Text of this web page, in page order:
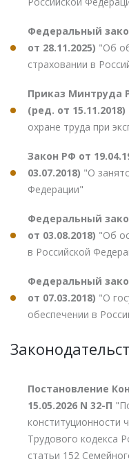
Федеральный
от 28.11.2025) "Об
страховании в
Приказ Минтруда
(ред. от 15.11.2018)
охране труда при
Закон РФ от
03.07.2018) "О
Федерации"
Федеральный
от 03.08.2018) "Об
в Российской
Федеральный
от 07.03.2018) "О
обеспечении в
Постановление
15.05.2026 N 32-П
конституционности
Трудового кодекса
статьи 152